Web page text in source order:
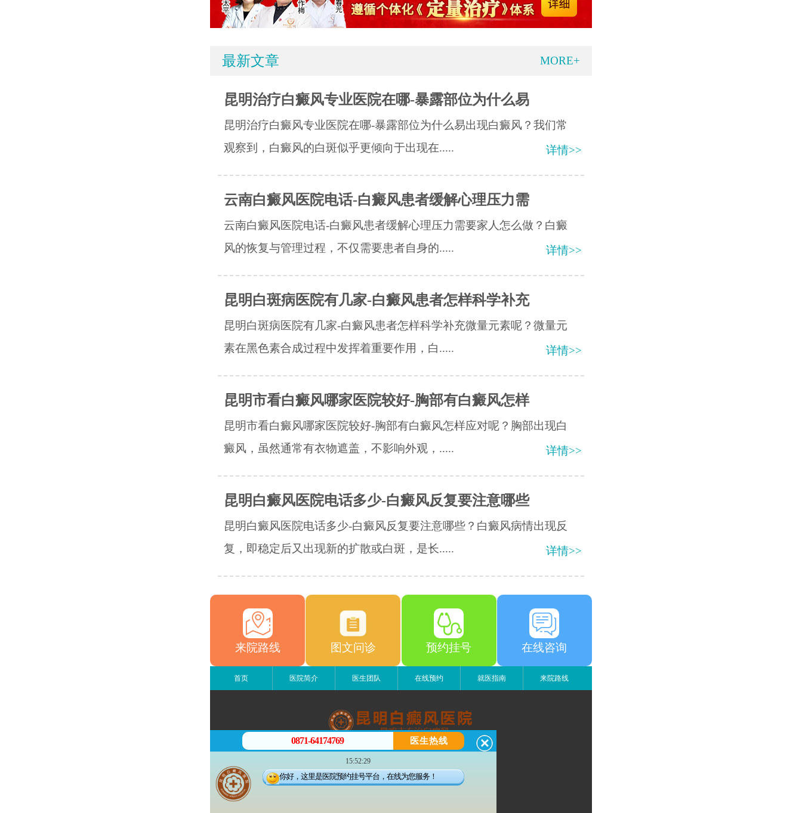
最新文章 MORE+
昆明治疗白癜风专业医院在哪-暴露部位为什么易
昆明治疗白癜风专业医院在哪-暴露部位为什么易出现白癜风？我们常
观察到，白癜风的白斑似乎更倾向于出现在.....
详情>>
云南白癜风医院电话-白癜风患者缓解心理压力需
云南白癜风医院电话-白癜风患者缓解心理压力需要家人怎么做？白癜
风的恢复与管理过程，不仅需要患者自身的.....
详情>>
昆明白斑病医院有几家-白癜风患者怎样科学补充
昆明白斑病医院有几家-白癜风患者怎样科学补充微量元素呢？微量元
素在黑色素合成过程中发挥着重要作用，白.....
详情>>
昆明市看白癜风哪家医院较好-胸部有白癜风怎样
昆明市看白癜风哪家医院较好-胸部有白癜风怎样应对呢？胸部出现白
癜风，虽然通常有衣物遮盖，不影响外观，.....
详情>>
昆明白癜风医院电话多少-白癜风反复要注意哪些
昆明白癜风医院电话多少-白癜风反复要注意哪些？白癜风病情出现反
复，即稳定后又出现新的扩散或白斑，是长.....
详情>>
来院路线 图文问诊 预约挂号 在线咨询
首页 医院简介 医生团队 在线预约 就医指南 来院路线
昆明白癜风医院
昆明市五华区护国路2号
版权所有：昆明白癜风医院
联系电话：0871-64174769
0871-64174769 医生热线
15:52:29
你好，这里是医院预约挂号平台，在线为您服务！